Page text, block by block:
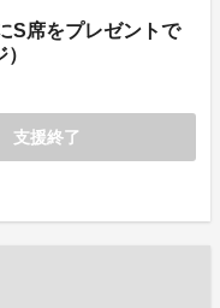
S席をプレゼントで
支援終了